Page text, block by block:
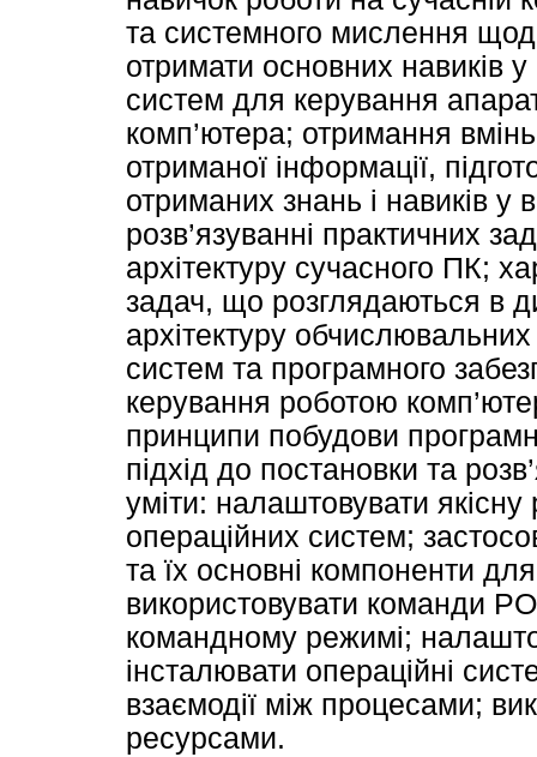
та системного мислення
отримати основних навиків
систем для керування
комп’ютера; отримання
отриманої інформації,
отриманих знань і навиків у
розв’язуванні практичних
архітектуру сучасного ПК;
задач, що розглядаються в
архітектуру
систем та програмного
керування роботою
принципи побудови
підхід до постановки та
уміти: налаштовувати
операційних систем;
та їх основні компоненти
використовувати команди
командному режимі;
інсталювати операційні
взаємодії між процесами;
ресурсами.